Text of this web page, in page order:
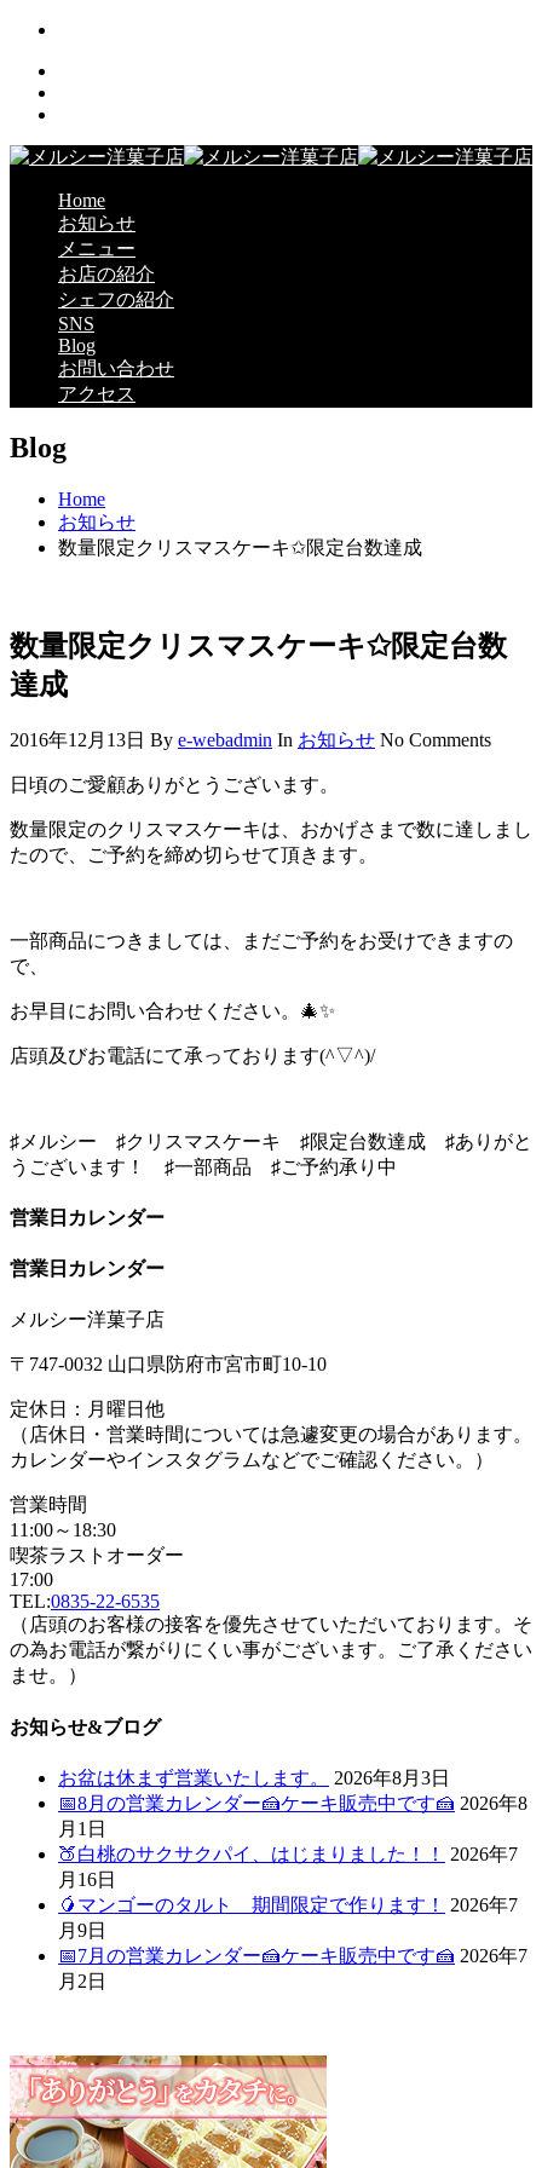
Home
お知らせ
メニュー
お店の紹介
シェフの紹介
SNS
Blog
お問い合わせ
アクセス
Blog
Home
お知らせ
数量限定クリスマスケーキ✩限定台数達成
数量限定クリスマスケーキ✩限定台数
達成
2016年12月13日 By e-webadmin In お知らせ No Comments
日頃のご愛顧ありがとうございます。
数量限定のクリスマスケーキは、おかげさまで数に達しまし
たので、ご予約を締め切らせて頂きます。
一部商品につきましては、まだご予約をお受けできますの
で、
お早目にお問い合わせください。🎄✨
店頭及びお電話にて承っております(^▽^)/
♯メルシー ♯クリスマスケーキ ♯限定台数達成 ♯ありがと
うございます！ ♯一部商品 ♯ご予約承り中
営業日カレンダー
営業日カレンダー
メルシー洋菓子店
〒747-0032 山口県防府市宮市町10-10
定休日：月曜日他
（店休日・営業時間については急遽変更の場合があります。
カレンダーやインスタグラムなどでご確認ください。）
営業時間
11:00～18:30
喫茶ラストオーダー
17:00
TEL:0835-22-6535
（店頭のお客様の接客を優先させていただいております。そ
の為お電話が繋がりにくい事がございます。ご了承ください
ませ。）
お知らせ&ブログ
お盆は休まず営業いたします。
2026年8月3日
📅8月の営業カレンダー🍰ケーキ販売中です🍰 2026年8
月1日
🍑白桃のサクサクパイ、はじまりました！！
2026年7
月16日
🥭マンゴーのタルト 期間限定で作ります！
2026年7
月9日
📅7月の営業カレンダー🍰ケーキ販売中です🍰 2026年7
月2日